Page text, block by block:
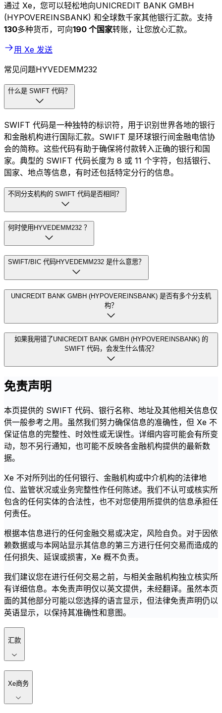
通过 Xe，您可以轻松地向UNICREDIT BANK GMBH
(HYPOVEREINSBANK) 和全球数千家其他银行汇款。支持
130多种货币，可向190 个国家转账，让您放心汇款。
用 Xe 发送
常见问题HYVEDEMM232
什么是 SWIFT 代码？
SWIFT 代码是一种独特的标识符，用于识别世界各地的银行
和金融机构进行国际汇款。SWIFT 是环球银行间金融电信协
会的简称。这些代码有助于确保将付款转入正确的银行和国
家。典型的 SWIFT 代码长度为 8 或 11 个字符，包括银行、
国家、地点等信息，有时还包括特定分行的信息。
不同分支机构的 SWIFT 代码是否相同？
何时使用HYVEDEMM232 ？
SWIFT/BIC 代码HYVEDEMM232 是什么意思？
UNICREDIT BANK GMBH (HYPOVEREINSBANK) 是否有多个分支机
构？
如果我用错了UNICREDIT BANK GMBH (HYPOVEREINSBANK) 的
SWIFT 代码，会发生什么情况？
免责声明
本页提供的 SWIFT 代码、银行名称、地址及其他相关信息仅
供一般参考之用。虽然我们努力确保信息的准确性，但 Xe 不
保证信息的完整性、时效性或无误性。详细内容可能会有所变
动，恕不另行通知，也可能不反映各金融机构提供的最新数
据。
Xe 不对所列出的任何银行、金融机构或中介机构的法律地
位、监管状况或业务完整性作任何陈述。我们不认可或核实所
包含的任何实体的合法性，也不对您使用所提供的信息承担任
何责任。
根据本信息进行的任何金融交易或决定，风险自负。对于因依
赖数据或与本网站显示其信息的第三方进行任何交易而造成的
任何损失、延误或损害，Xe 概不负责。
我们建议您在进行任何交易之前，与相关金融机构独立核实所
有详细信息。本免责声明仅以英文提供，未经翻译。虽然本页
面的其他部分可能以您选择的语言显示，但法律免责声明仍以
英语显示，以保持其准确性和意图。
汇款
Xe商务